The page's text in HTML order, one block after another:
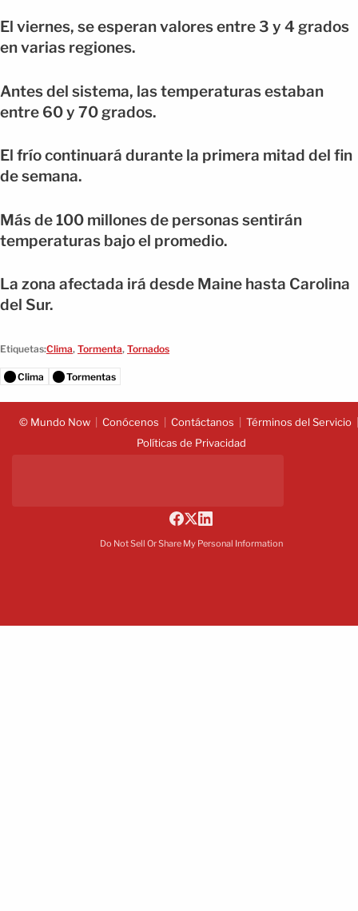
El viernes, se esperan valores entre 3 y 4 grados
en varias regiones.
Antes del sistema, las temperaturas estaban
entre 60 y 70 grados.
El frío continuará durante la primera mitad del fin
de semana.
Más de 100 millones de personas sentirán
temperaturas bajo el promedio.
La zona afectada irá desde Maine hasta Carolina
del Sur.
Etiquetas:Clima, Tormenta, Tornados
Clima Tormentas
© Mundo Now Conócenos Contáctanos
Términos del Servicio
Políticas de Privacidad
Do Not Sell Or Share My Personal Information